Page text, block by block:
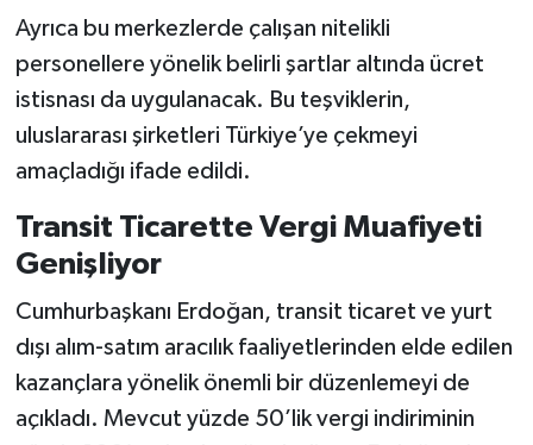
Ayrıca bu merkezlerde çalışan nitelikli
personellere yönelik belirli şartlar altında ücret
istisnası da uygulanacak. Bu teşviklerin,
uluslararası şirketleri Türkiye’ye çekmeyi
amaçladığı ifade edildi.
Transit Ticarette Vergi Muafiyeti
Genişliyor
Cumhurbaşkanı Erdoğan, transit ticaret ve yurt
dışı alım-satım aracılık faaliyetlerinden elde edilen
kazançlara yönelik önemli bir düzenlemeyi de
açıkladı. Mevcut yüzde 50’lik vergi indiriminin